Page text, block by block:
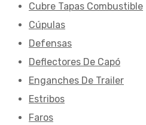
Cubre Tapas Combustible
Cúpulas
Defensas
Deflectores De Capó
Enganches De Trailer
Estribos
Faros